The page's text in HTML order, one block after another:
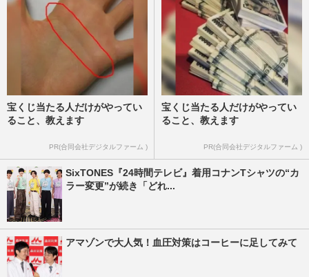
宝くじ当たる人だけがやってい
ること、教えます
PR(合同会社デジタルファーム )
宝くじ当たる人だけがやってい
ること、教えます
PR(合同会社デジタルファーム )
SixTONES『24時間テレビ』着用コナンTシャツの“カ
ラー変更”が続き「どれ...
アマゾンで大人気！血圧対策はコーヒーに足してみて